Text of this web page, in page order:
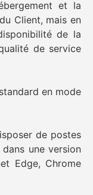
et la
Client, mais en
de la
de service
en mode
de postes
une version
Edge, Chrome